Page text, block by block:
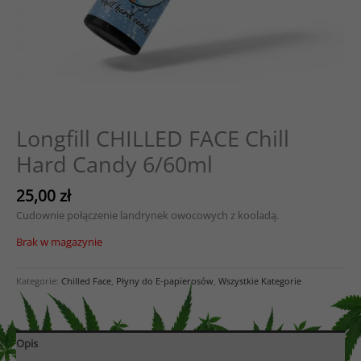
Longfill CHILLED FACE Chill
Hard Candy 6/60ml
25,00zł
Cudownie połączenie landrynek owocowych z kooladą.
Brak w magazynie
Kategorie: Chilled Face Płyny do E-papierosów Wszystkie Kategorie
Opis